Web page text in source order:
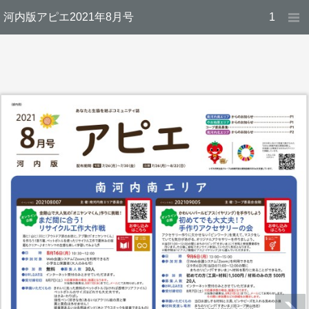
河内版アピエ2021年8月号 1